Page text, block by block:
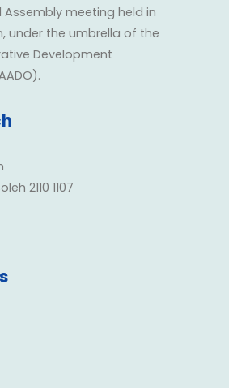
Assembly meeting held in
under the umbrella of the
Development
2110 1107